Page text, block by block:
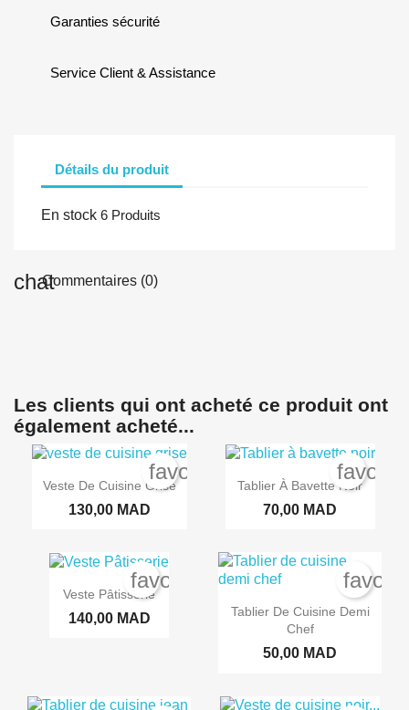
Ajouter à ma liste d'envies
add_circle_outline
Créer une nouvelle liste
Créer une liste d'envies
Créer une liste
Connexion
d'envies.
Annuler
Garanties sécurité
Service Client & Assistance
Détails du produit
En stock 6 Produits
chatCommentaires (0)
Les clients qui ont acheté ce produit ont
également acheté...
Veste De Cuisine Grise
130,00 MAD
favorite_border
Tablier À Bavette Noir
70,00 MAD
Veste Pâtisserie
140,00 MAD
favorite_border
Tablier De Cuisine Demi
Chef
50,00 MAD